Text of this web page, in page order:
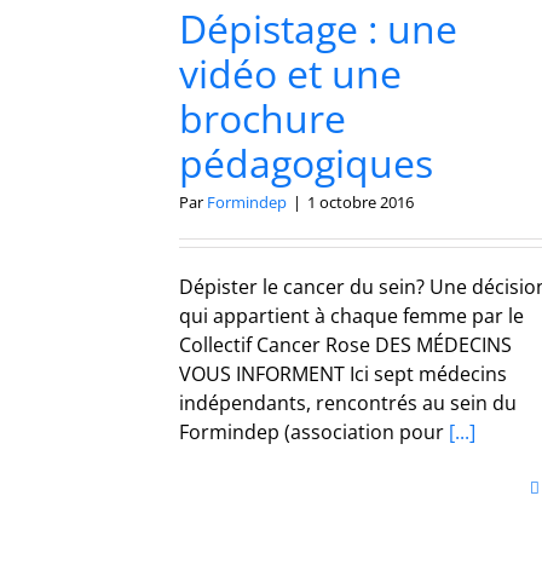
Dépistage : une
vidéo et une
brochure
pédagogiques
Par Formindep | 1 octobre 2016
Dépister le cancer du sein? Une
qui appartient à chaque femme par le
Collectif Cancer Rose DES MÉDECINS
VOUS INFORMENT Ici sept médecins
indépendants, rencontrés au sein du
Formindep (association pour [...]